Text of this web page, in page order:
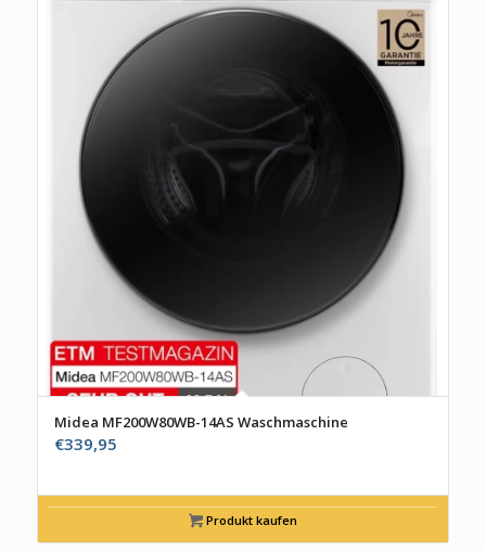
Midea MF200W80WB-14AS Waschmaschine
€339,95
Produkt kaufen